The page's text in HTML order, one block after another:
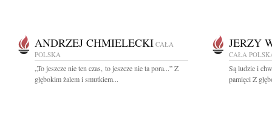
ANDRZEJ CHMIELECKI CAŁA
POLSKA
„To jeszcze nie ten czas, to jeszcze nie ta pora...” Z
głębokim żalem i smutkiem...
JERZY
CAŁA
Są ludzie i
pamięci Z